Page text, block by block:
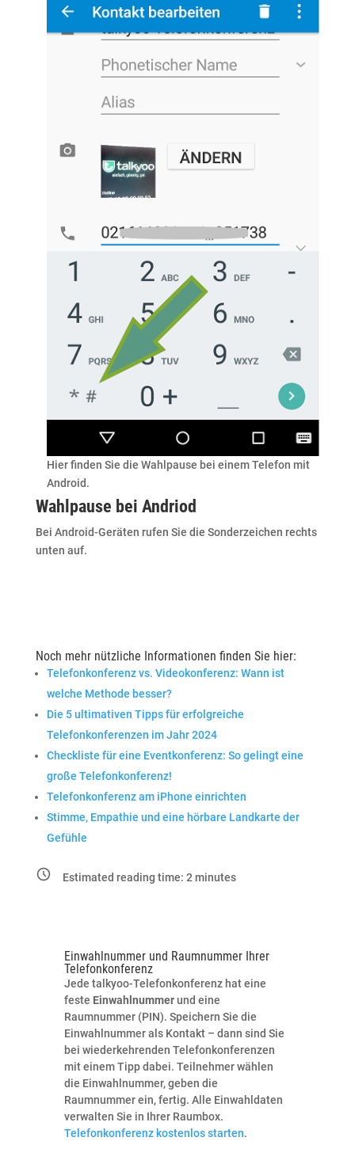
Hier finden Sie die Wahlpause bei einem Telefon mit
Android.
Wahlpause bei Andriod
Bei Android-Geräten rufen Sie die Sonderzeichen rechts
unten auf.
Noch mehr nützliche Informationen finden Sie hier:
Telefonkonferenz vs. Videokonferenz: Wann ist
welche Methode besser?
Die 5 ultimativen Tipps für erfolgreiche
Telefonkonferenzen im Jahr 2024
Checkliste für eine Eventkonferenz: So gelingt eine
große Telefonkonferenz!
Telefonkonferenz am iPhone einrichten
Stimme, Empathie und eine hörbare Landkarte der
Gefühle
Estimated reading time: 2 minutes
Einwahlnummer und Raumnummer Ihrer
Telefonkonferenz
Jede talkyoo-Telefonkonferenz hat eine
feste Einwahlnummerund eine
Raumnummer (PIN). Speichern Sie die
Einwahlnummer als Kontakt – dann sind Sie
bei wiederkehrenden Telefonkonferenzen
mit einem Tipp dabei. Teilnehmer wählen
die Einwahlnummer, geben die
Raumnummer ein, fertig. Alle Einwahldaten
verwalten Sie in Ihrer Raumbox.
Telefonkonferenz kostenlos starten.